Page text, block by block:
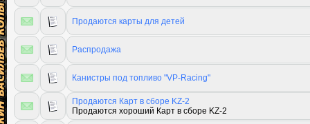
Продаются карты для детей
Распродажа
Канистры под топливо "VP-Racing"
Продаются Карт в сборе KZ-2
Продаются хороший Карт в сборе KZ-2